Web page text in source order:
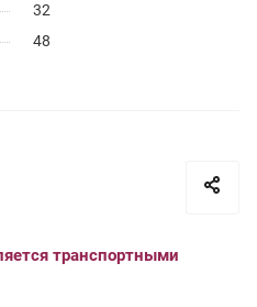
32
48
транспортными